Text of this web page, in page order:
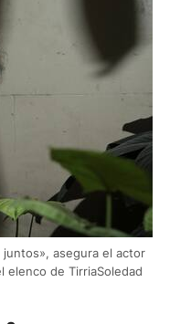
asegura el actor
elenco de TirriaSoledad